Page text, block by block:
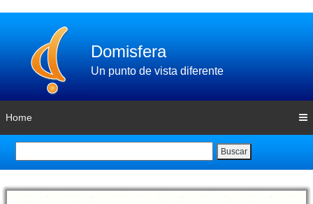
Domisfera
Un punto de vista diferente
Home
Buscar